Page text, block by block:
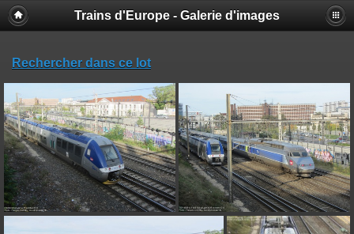
Trains d'Europe - Galerie d'images
Rechercher dans ce lot